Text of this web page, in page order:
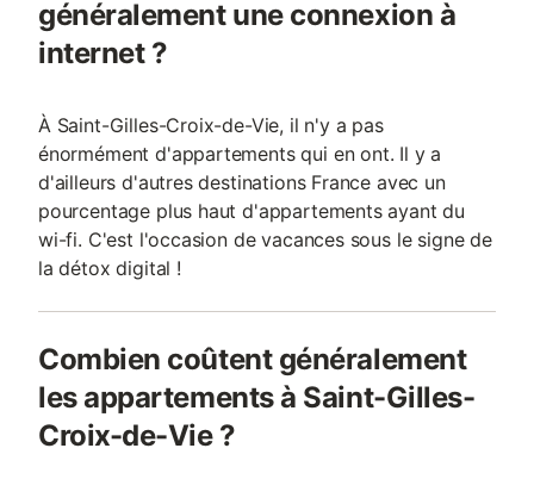
généralement une connexion à
internet ?
À Saint-Gilles-Croix-de-Vie, il n'y a pas
énormément d'appartements qui en ont. Il y a
d'ailleurs d'autres destinations France avec un
pourcentage plus haut d'appartements ayant du
wi-fi. C'est l'occasion de vacances sous le signe de
la détox digital !
Combien coûtent généralement
les appartements à Saint-Gilles-
Croix-de-Vie ?